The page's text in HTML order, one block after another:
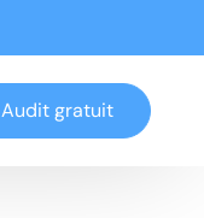
Audit gratuit